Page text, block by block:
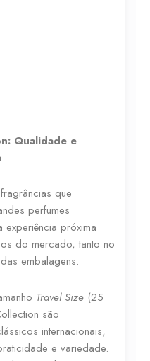
Qualidade e
que
perfumes
próxima
do mercado, tanto no
embalagens.
Travel Size (25
são
internacionais,
e variedade.